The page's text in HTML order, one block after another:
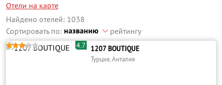
Отели на карте
Найдено отелей: 1038
Сортировать по: названию рейтингу
 4.7 1207 BOUTIQUE
Турция, Анталия